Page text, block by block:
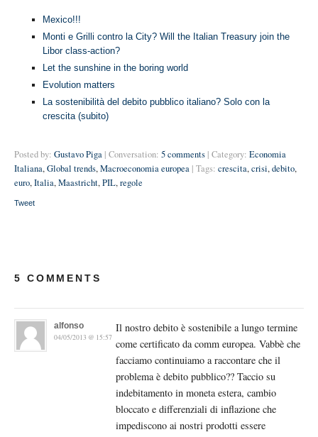
Mexico!!!
Monti e Grilli contro la City? Will the Italian Treasury join the
Libor class-action?
Let the sunshine in the boring world
Evolution matters
La sostenibilità del debito pubblico italiano? Solo con la
crescita (subito)
Posted by: Gustavo Piga | Conversation: 5 comments | Category: Economia
Italiana,Global trends,Macroeconomia europea | Tags: crescita,crisi,debito,
euro,Italia,Maastricht,PIL,regole
Tweet
5 COMMENTS
alfonso
04/05/2013 @ 15:57
Il nostro debito è sostenibile a lungo termine
come certificato da comm europea. Vabbè che
facciamo continuiamo a raccontare che il
problema è debito pubblico?? Taccio su
indebitamento in moneta estera, cambio
bloccato e differenziali di inflazione che
impediscono ai nostri prodotti essere